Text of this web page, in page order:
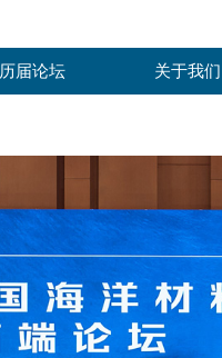
历届论坛 关于我们